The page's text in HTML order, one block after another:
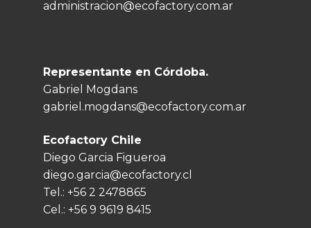
administracion@ecofactory.com.ar
Representante en Córdoba.
Gabriel Mogdans
gabriel.mogdans@ecofactory.com.ar
Ecofactory Chile
Diego Garcia Figueroa
diego.garcia@ecofactory.cl
Tel.:+56 2 2478865
Cel.:+56 9 9619 8415